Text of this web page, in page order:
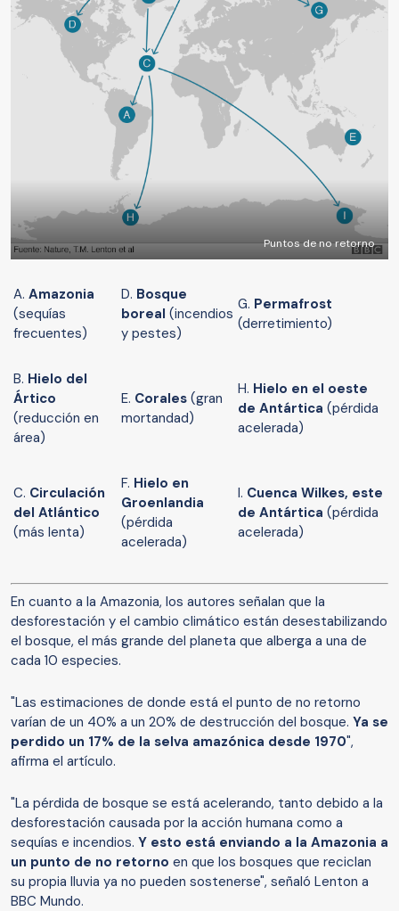
Puntos de no retorno
A. Amazonia
(sequías
frecuentes)
D. Bosque
boreal (incendios
y pestes)
G. Permafrost
(derretimiento)
B. Hielo del
Ártico
(reducción en
área)
E. Corales (gran
mortandad)
H. Hielo en el oeste
de Antártica (pérdida
acelerada)
C. Circulación
del Atlántico
(más lenta)
F. Hielo en
Groenlandia
(pérdida
acelerada)
I. Cuenca Wilkes, este
de Antártica (pérdida
acelerada)
En cuanto a la Amazonia, los autores señalan que la
desforestación y el cambio climático están desestabilizando
el bosque, el más grande del planeta que alberga a una de
cada 10 especies.
"Las estimaciones de donde está el punto de no retorno
varían de un 40% a un 20% de destrucción del bosque. Ya se
perdido un 17% de la selva amazónica desde 1970",
afirma el artículo.
"La pérdida de bosque se está acelerando, tanto debido a la
desforestación causada por la acción humana como a
sequías e incendios. Y esto está enviando a la Amazonia a
un punto de no retorno en que los bosques que reciclan
su propia lluvia ya no pueden sostenerse", señaló Lenton a
BBC Mundo.